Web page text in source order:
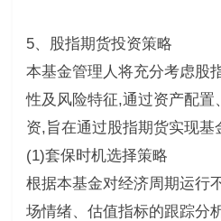
5、股指期货投资策略
本基金管理人将充分考虑股
性及风险特征,通过资产配置
资,旨在通过股指期货实现基
(1)套保时机选择策略
根据本基金对经济周期运行
场情绪、估值指标的跟踪分